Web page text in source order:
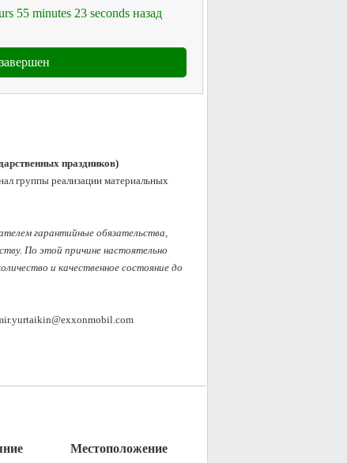
55 minutes 23 seconds назад
праздников)
группы реализации материальных
гарантийные обязательства,
По этой причине настоятельно
и качественное состояние до
Местоположение